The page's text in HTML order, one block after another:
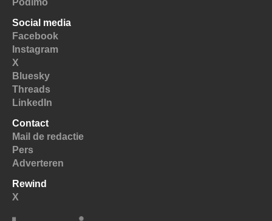
Social media
Facebook
Instagram
X
Bluesky
Threads
LinkedIn
Contact
Mail de redactie
Pers
Adverteren
Rewind
X